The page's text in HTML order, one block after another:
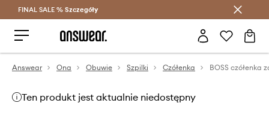
Oszczędzaj z Answear Club >
FINAL SALE % Szczegóły
Answear Ona Obuwie Szpilki Czółenka BOSS czółenka
Ten produkt jest aktualnie niedostępny